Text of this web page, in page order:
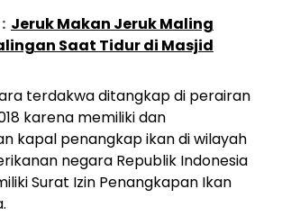
Jeruk Makan Jeruk Maling
Saat Tidur di Masjid
terdakwa ditangkap di perairan
karena memiliki dan
kapal penangkap ikan di wilayah
negara Republik Indonesia
Surat Izin Penangkapan Ikan